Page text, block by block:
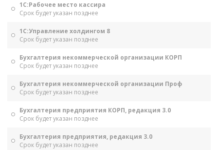
1С:Рабочее место кассира
Срок будет указан позднее
1С:Управление холдингом 8
Срок будет указан позднее
Бухгалтерия некоммерческой организации КОРП
Срок будет указан позднее
Бухгалтерия некоммерческой организации Проф
Срок будет указан позднее
Бухгалтерия предприятия КОРП, редакция 3.0
Срок будет указан позднее
Бухгалтерия предприятия, редакция 3.0
Срок будет указан позднее